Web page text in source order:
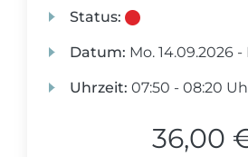
Status:
Datum: Mo. 14.09.2026 -
Uhrzeit: 07:50 - 08:20
36,00